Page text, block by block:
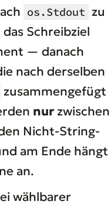
os.Stdout zu
Schreibziel
— danach
nach derselben
zusammengefügt
nur zwischen
Nicht-String-
am Ende hängt
an.
wählbarer